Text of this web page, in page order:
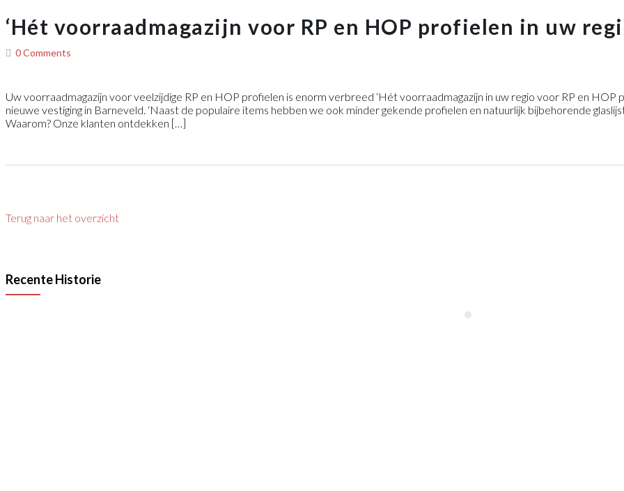
‘Hét voorraadmagazijn voor RP en HOP profielen in uw
0 Comments
Uw voorraadmagazijn voor veelzijdige RP en HOP profielen is enorm verbreed ‘Hét voorraadmagazijn in uw regio voor RP en HOP
nieuwe vestiging in Barneveld. ‘Naast de populaire items hebben we ook minder gekende profielen en natuurlijk bijbehorende
Waarom? Onze klanten ontdekken […]
Terug naar het overzicht
Recente Historie